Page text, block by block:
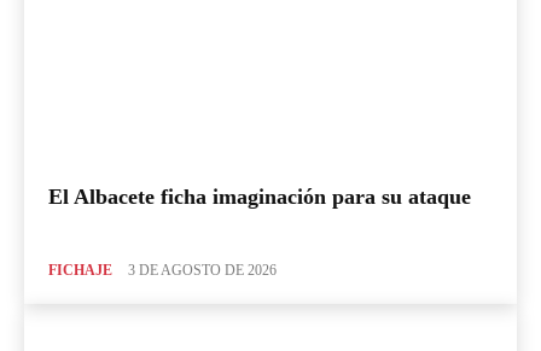
El Albacete ficha imaginación para su ataque
FICHAJE 3 DE AGOSTO DE 2026